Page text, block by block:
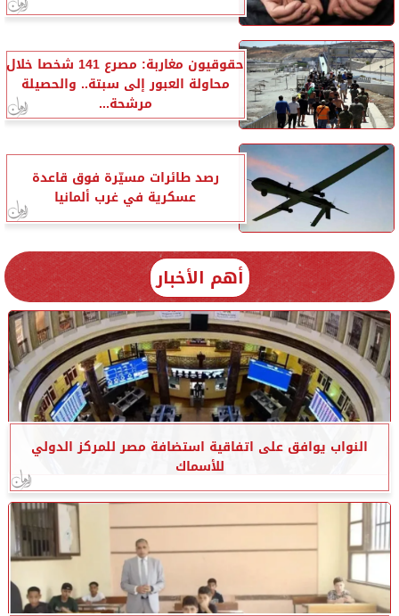
حقوقيون مغاربة: مصرع 141 شخصا خلال
محاولة العبور إلى سبتة.. والحصيلة
مرشحة...
رصد طائرات مسيّرة فوق قاعدة
عسكرية في غرب ألمانيا
أهم الأخبار
النواب يوافق على اتفاقية استضافة مصر للمركز الدولي
للأسماك